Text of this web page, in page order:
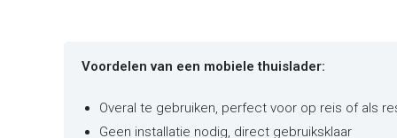
Voordelen van een mobiele thuislader:
Overal te gebruiken, perfect voor op reis of als
Geen installatie nodig, direct gebruiksklaar